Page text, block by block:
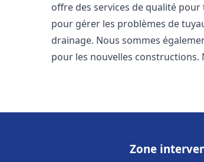
offre des services de qualité
pour gérer les problèmes de
drainage. Nous sommes
pour les nouvelles constructions.
Zone